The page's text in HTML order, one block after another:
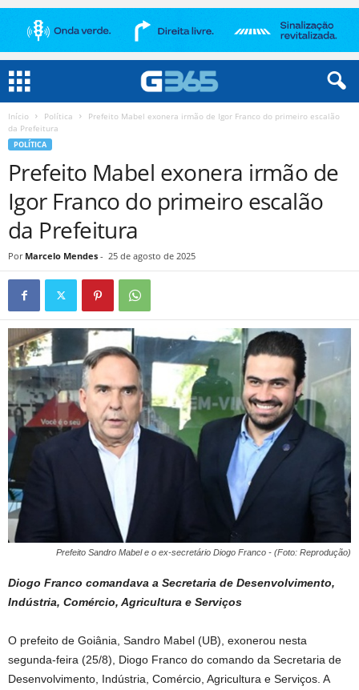
Início Política
Prefeito Mabel exonera irmão de Igor Franco do primeiro escalão
da Prefeitura
POLÍTICA
Prefeito Mabel exonera irmão de
Igor Franco do primeiro escalão
da Prefeitura
Por Marcelo Mendes - 25 de agosto de 2025
Prefeito Sandro Mabel e o ex-secretário Diogo Franco - (Foto: Reprodução)
Diogo Franco comandava a Secretaria de Desenvolvimento,
Indústria, Comércio, Agricultura e Serviços
O prefeito de Goiânia, Sandro Mabel (UB), exonerou nesta
segunda-feira (25/8), Diogo Franco do comando da Secretaria de
Desenvolvimento, Indústria, Comércio, Agricultura e Serviços. A